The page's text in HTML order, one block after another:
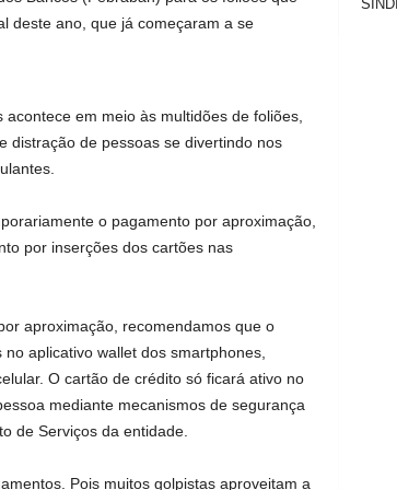
deste ano, que já começaram a se
em meio às multidões de foliões,
distração de pessoas se divertindo nos
o pagamento por aproximação,
por inserções dos cartões nas
aproximação, recomendamos que o
aplicativo wallet dos smartphones,
O cartão de crédito só ficará ativo no
mediante mecanismos de segurança
de Serviços da entidade.
Pois muitos golpistas aproveitam a